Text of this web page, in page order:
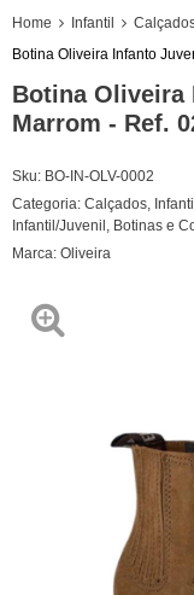
Home Infantil
Botina Oliveira Infanto
Botina Oliveira
Marrom - Ref.
Sku: BO-IN-OLV-0002
Categoria: Calçados
Infantil/Juvenil Botinas e
Marca: Oliveira